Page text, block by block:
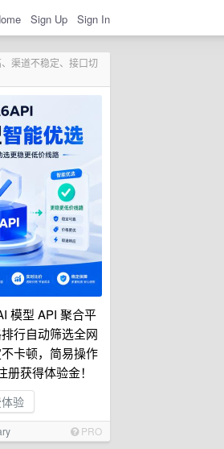
Sign Up Sign In
渠道不稳定、接口切
模型 API 聚合平
行自动筛选全网
卡顿，简易操作
获得体验金！
验
PRO